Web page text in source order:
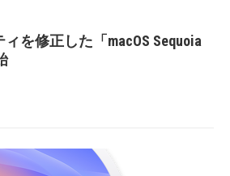
を修正した「macOS Sequoia